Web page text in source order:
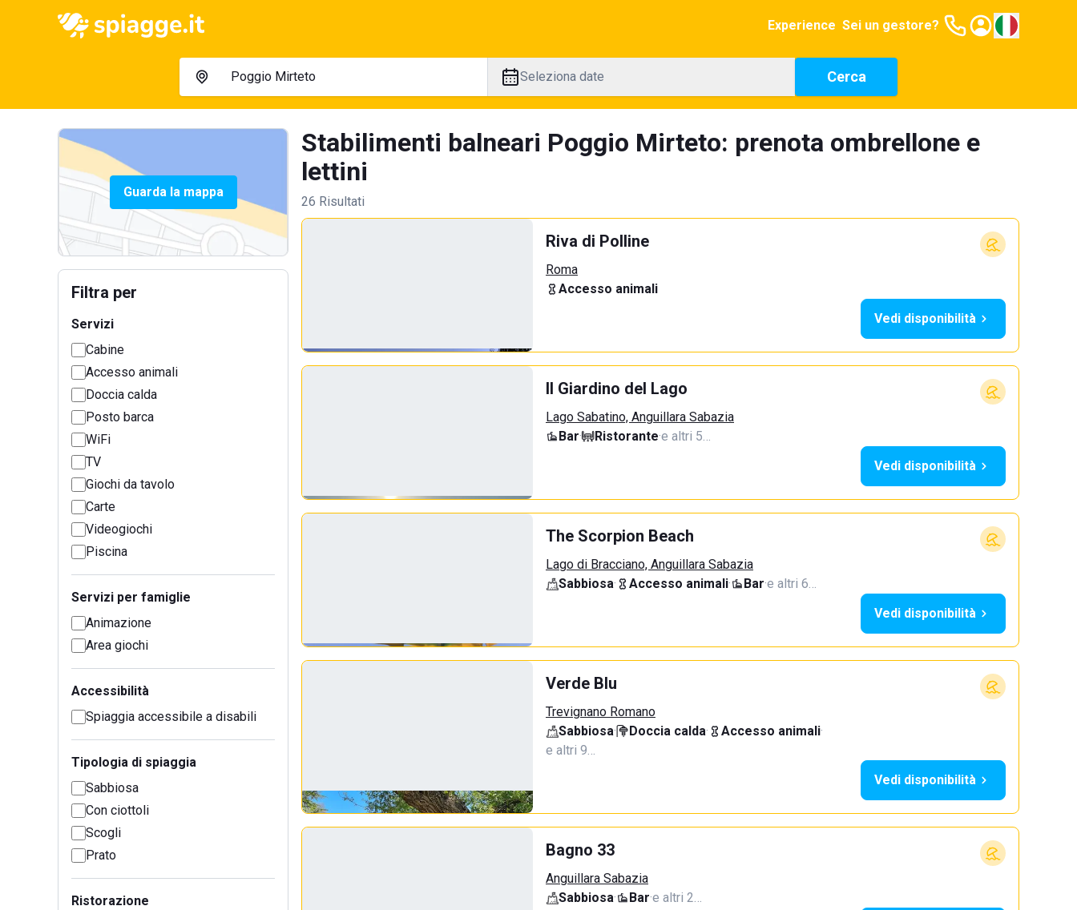
Experience Sei un gestore?
Seleziona date Cerca
Guarda la mappa
Filtra per
Servizi
Cabine
Accesso animali
Doccia calda
Posto barca
WiFi
TV
Giochi da tavolo
Carte
Videogiochi
Piscina
Servizi per famiglie
Animazione
Area giochi
Accessibilità
Spiaggia accessibile a disabili
Tipologia di spiaggia
Sabbiosa
Con ciottoli
Scogli
Prato
Ristorazione
Stabilimenti balneari Poggio Mirteto: prenota ombrellone e
lettini
26 Risultati
Riva di Polline
Roma
Accesso animali
Vedi disponibilità
Il Giardino del Lago
Lago Sabatino, Anguillara Sabazia
Bar· Ristorante·e altri 5…
Vedi disponibilità
The Scorpion Beach
Lago di Bracciano, Anguillara Sabazia
Sabbiosa· Accesso animali· Bar·e altri 6…
Vedi disponibilità
Verde Blu
Trevignano Romano
Sabbiosa· Doccia calda· Accesso animali·
e altri 9…
Vedi disponibilità
Bagno 33
Anguillara Sabazia
Sabbiosa· Bar·e altri 2…